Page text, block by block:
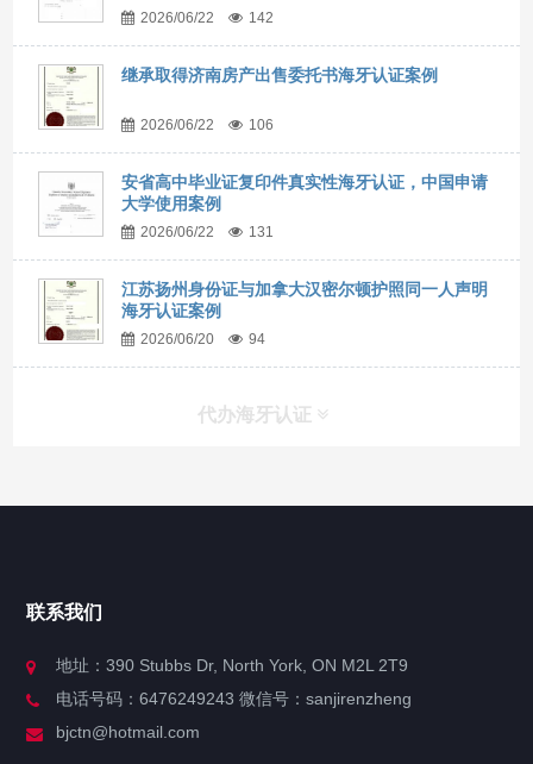
2026/06/22 142
继承取得济南房产出售委托书海牙认证案例
2026/06/22 106
安省高中毕业证复印件真实性海牙认证，中国申请
大学使用案例
2026/06/22 131
江苏扬州身份证与加拿大汉密尔顿护照同一人声明
海牙认证案例
2026/06/20 94
代办海牙认证
服务分类
联系我们
地址：390 Stubbs Dr, North York, ON M2L 2T9
电话号码：6476249243 微信号：sanjirenzheng
bjctn@hotmail.com